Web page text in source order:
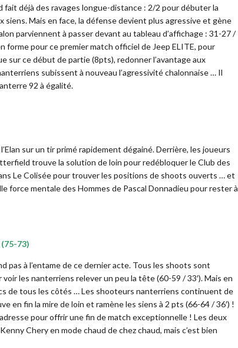
déjà des ravages longue-distance : 2/2 pour débuter la
Mais en face, la défense devient plus agressive et gène
parviennent à passer devant au tableau d’affichage : 31-27 /
forme pour ce premier match officiel de Jeep ELITE, pour
sur ce début de partie (8pts), redonner l’avantage aux
subissent à nouveau l’agressivité chalonnaise … Il
92 à égalité.
sur un tir primé rapidement dégainé. Derrière, les joueurs
trouve la solution de loin pour redébloquer le Club des
Le Colisée pour trouver les positions de shoots ouverts … et
force mentale des Hommes de Pascal Donnadieu pour rester à
73)
pas à l’entame de ce dernier acte. Tous les shoots sont
les nanterriens relever un peu la tête (60-59 / 33′). Mais en
de tous les côtés … Les shooteurs nanterriens continuent de
fin la mire de loin et ramène les siens à 2 pts (66-64 / 36′) !
pour offrir une fin de match exceptionnelle ! Les deux
Chery en mode chaud de chez chaud, mais c’est bien